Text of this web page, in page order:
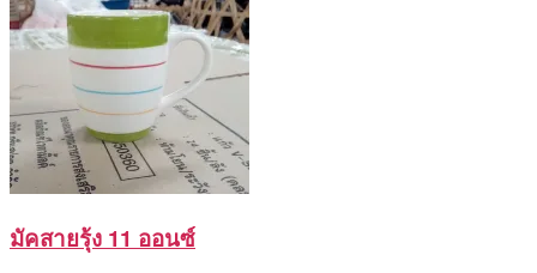
มัคสายรุ้ง 11 ออนซ์